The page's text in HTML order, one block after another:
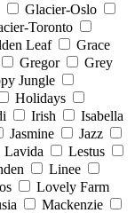
Glacier-Oslo
Toronto
Leaf
Grace
Gregor
Grey
Jungle
Holidays
Irish
Isabella
Jasmine
Jazz
Lavida
Lestus
Linee
Lovely Farm
Mackenzie